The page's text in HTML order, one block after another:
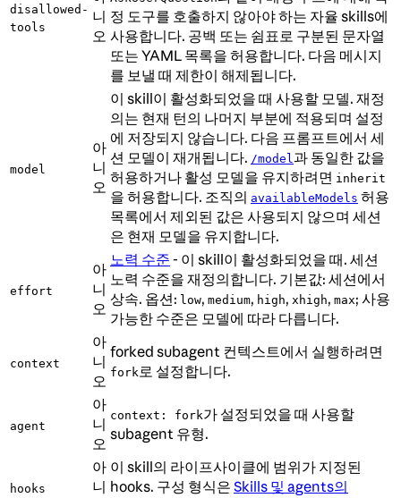
disallowed-
tools
니
오
정 도구를 호출하지 않아야 하는 자율 skills에
사용합니다. 공백 또는 쉼표로 구분된 문자열
또는 YAML 목록을 허용합니다. 다음 메시지
를 보낼 때 제한이 해제됩니다.
model
아
니
오
이 skill이 활성화되었을 때 사용할 모델. 재정
의는 현재 턴의 나머지 부분에 적용되며 설정
에 저장되지 않습니다. 다음 프롬프트에서 세
션 모델이 재개됩니다. /model과 동일한 값을
허용하거나 활성 모델을 유지하려면 inherit
을 허용합니다. 조직의 availableModels 허용
목록에서 제외된 값은 사용되지 않으며 세션
은 현재 모델을 유지합니다.
effort
아
니
오
노력 수준 - 이 skill이 활성화되었을 때. 세션
노력 수준을 재정의합니다. 기본값: 세션에서
상속. 옵션: low, medium, high, xhigh, max; 사용
가능한 수준은 모델에 따라 다릅니다.
context
아
니
오
forked subagent 컨텍스트에서 실행하려면
fork로 설정합니다.
agent
아
니
오
context: fork가 설정되었을 때 사용할
subagent 유형.
hooks
아
니
이 skill의 라이프사이클에 범위가 지정된
hooks. 구성 형식은 Skills 및 agents의